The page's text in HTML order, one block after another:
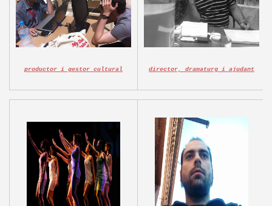
productor i gestor cultural director, dramaturg i ajudant